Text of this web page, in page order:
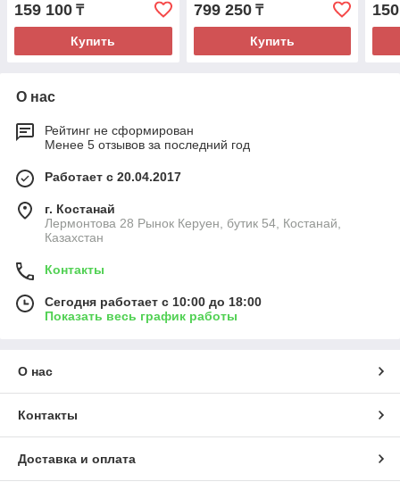
159 100 ₸
Купить
799 250₸
Купить
О нас
Рейтинг не сформирован
Менее 5 отзывов за последний год
Работает с 20.04.2017
г. Костанай
Лермонтова 28 Рынок Керуен, бутик 54, Костанай,
Казахстан
Контакты
Сегодня работает с 10:00 до 18:00
Показать весь график работы
О нас
Контакты
Доставка и оплата